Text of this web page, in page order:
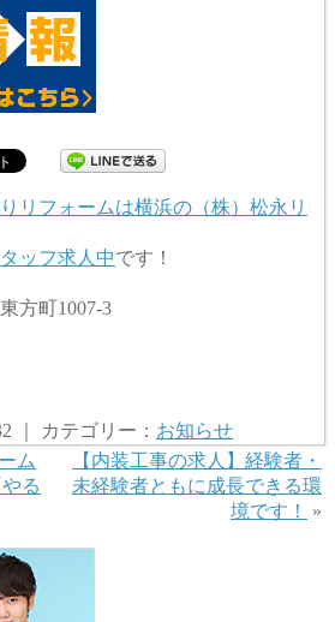
リフォームは横浜の（株）松永リ
ッフ求人中です！
方町1007-3
｜ カテゴリー： お知らせ
ム
る
【内装工事の求人】経験者・
未経験者ともに成長できる環
境です！
»